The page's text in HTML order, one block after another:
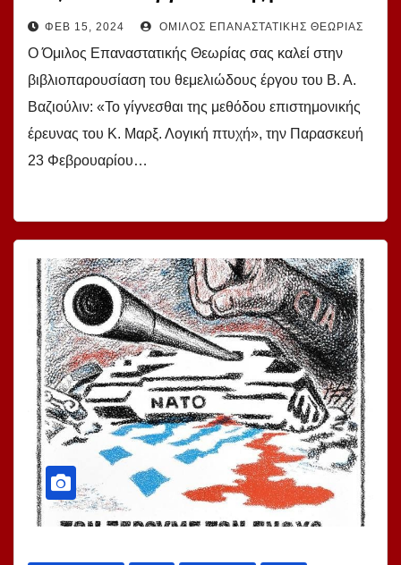
επιστημονικής έρευνας του Κ. Μαρξ.
Λογική πτυχή»
ΦΕΒ 15, 2024 ΌΜΙΛΟΣ ΕΠΑΝΑΣΤΑΤΙΚΉΣ ΘΕΩΡΊΑΣ
Ο Όμιλος Επαναστατικής Θεωρίας σας καλεί στην
βιβλιοπαρουσίαση του θεμελιώδους έργου του Β. Α.
Βαζιούλιν: «Το γίγνεσθαι της μεθόδου επιστημονικής
έρευνας του Κ. Μαρξ. Λογική πτυχή», την Παρασκευή
23 Φεβρουαρίου…